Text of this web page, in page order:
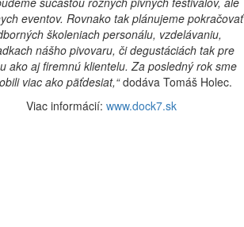
eventov. Rovnako tak plánujeme pokračovať
školeniach personálu, vzdelávaniu,
nášho pivovaru, či degustáciách tak pre
ako aj firemnú klientelu. Za posledný rok sme
viac ako päťdesiat,“dodáva Tomáš Holec.
Viac informácií: www.dock7.sk